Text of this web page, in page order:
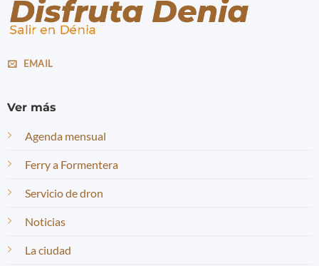
EMAIL
Ver más
Agenda mensual
Ferry a Formentera
Servicio de dron
Noticias
La ciudad